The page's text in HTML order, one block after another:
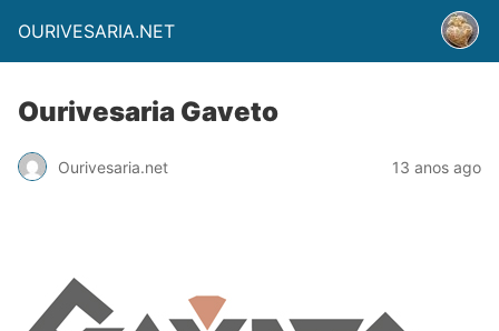
OURIVESARIA.NET
Ourivesaria Gaveto
Ourivesaria.net 13 anos ago